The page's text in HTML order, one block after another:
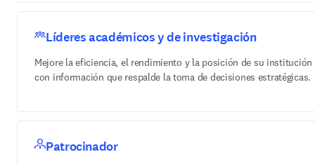
Líderes académicos y de investigación
Mejore la eficiencia, el rendimiento y la posición de su institución
con información que respalde la toma de decisiones estratégicas.
Patrocinador